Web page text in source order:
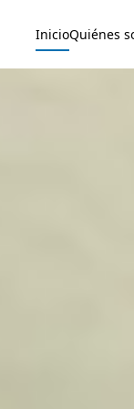
InicioQuiénes